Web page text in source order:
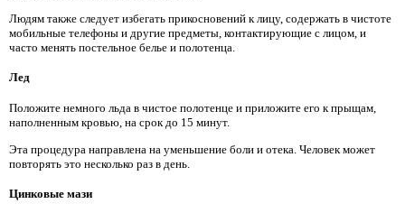
Людям также следует избегать прикосновений к лицу, содержать в чистоте
мобильные телефоны и другие предметы, контактирующие с лицом, и
часто менять постельное белье и полотенца.
Лед
Положите немного льда в чистое полотенце и приложите его к прыщам,
наполненным кровью, на срок до 15 минут.
Эта процедура направлена ​​на уменьшение боли и отека. Человек может
повторять это несколько раз в день.
Цинковые мази